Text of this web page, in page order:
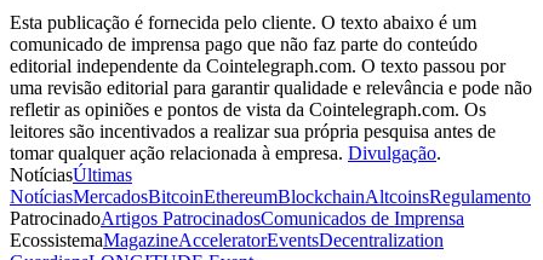
Esta publicação é fornecida pelo cliente. O texto abaixo é um
comunicado de imprensa pago que não faz parte do conteúdo
editorial independente da Cointelegraph.com. O texto passou por
uma revisão editorial para garantir qualidade e relevância e pode não
refletir as opiniões e pontos de vista da Cointelegraph.com. Os
leitores são incentivados a realizar sua própria pesquisa antes de
tomar qualquer ação relacionada à empresa. Divulgação.
NotíciasÚltimas
NotíciasMercadosBitcoinEthereumBlockchainAltcoinsRegulamento
PatrocinadoArtigos PatrocinadosComunicados de Imprensa
EcossistemaMagazineAcceleratorEventsDecentralization